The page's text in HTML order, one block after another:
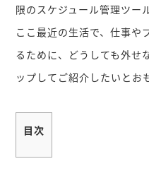
限のスケジュール管理ツー
ここ最近の生活で、仕事や
るために、どうしても外せ
ップしてご紹介したいとお
目次